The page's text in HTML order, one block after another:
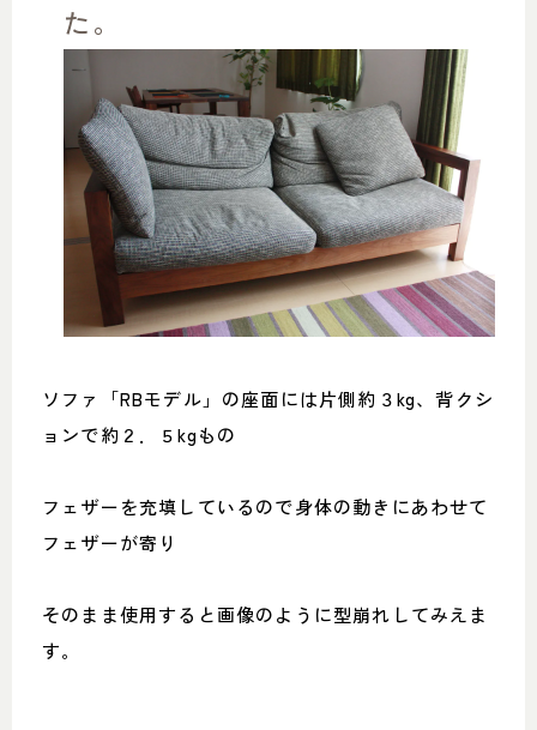
た。
ソファ「RBモデル」の座面には片側約３kg、背クシ
ョンで約２．５kgもの
フェザーを充填しているので身体の動きにあわせて
フェザーが寄り
そのまま使用すると画像のように型崩れしてみえま
す。